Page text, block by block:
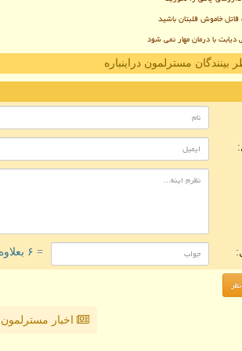
خاموش قلبتان باشید
دیابت با درمان مهار نمی شود
بینندگان مسترلمون دراینباره
= ۶ بعلاوه ۲
اخبار مسترلمون